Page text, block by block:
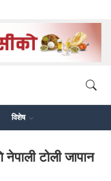
विशेष
नेपाली टोली जापान